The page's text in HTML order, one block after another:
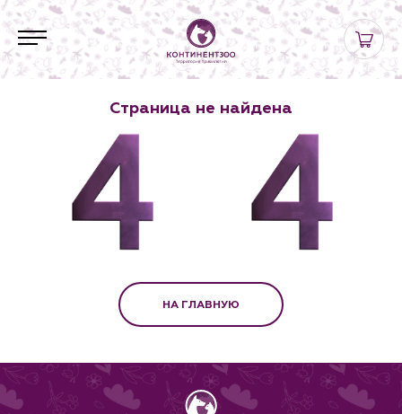
Страница не найдена
НА ГЛАВНУЮ